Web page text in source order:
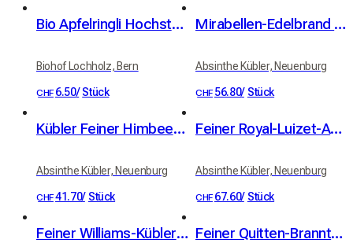
Bio Apfelringli Hochstamm 60g
Biohof Lochholz, Bern
CHF 6.50/ Stück
Mirabellen-Edelbrand Kübler 41 % Vol. 50cl
Absinthe Kübler, Neuenburg
CHF 56.80/ Stück
Kübler Feiner Himbeerbrand 41% vol. 50cl
Absinthe Kübler, Neuenburg
CHF41.70/ Stück
Feiner Royal-Luizet-Aprikosenbrand Kübler 42% Vol. 50cl
Absinthe Kübler, Neuenburg
CHF 67.60/ Stück
Feiner Williams-Kübler-Birnenbrand 42% vol. 50cl Feiner Quitten-Branntwein Kübler 41 % Vol. 50cl